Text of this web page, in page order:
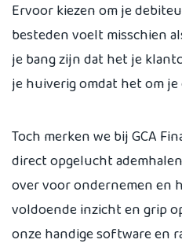
Ervoor kiezen om je
besteden voelt misschien
je bang zijn dat het je
je huiverig omdat het om je
Toch merken we bij GCA
direct opgelucht
over voor ondernemen en
voldoende inzicht en grip
onze handige software en